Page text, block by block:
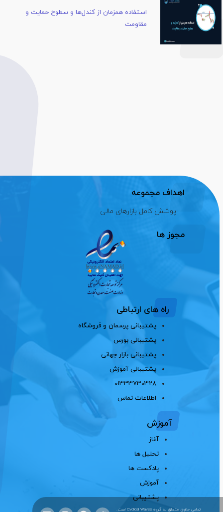
استفاده همزمان از کندل‌ها و سطوح حمایت و
مقاومت
اهداف مجموعه
پوشش کامل بازارهای مالی
مجوز ها
راه های ارتباطی
پشتیبانی پرسمان و فروشگاه
پشتیبانی بورس
پشتیبانی بازار جهانی
پشتیبانی آموزش
01333730328
اطلاعات تماس
آموزش
آغاز
تحلیل ها
پادکست ها
آموزش
پشتیبانی
تمامی حقوق متعلق به گروه Cyclical Waves است.